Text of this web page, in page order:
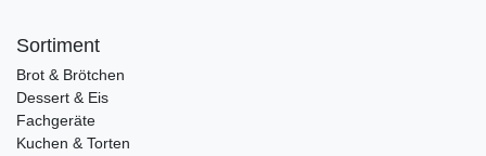
Sortiment
Brot & Brötchen
Dessert & Eis
Fachgeräte
Kuchen & Torten